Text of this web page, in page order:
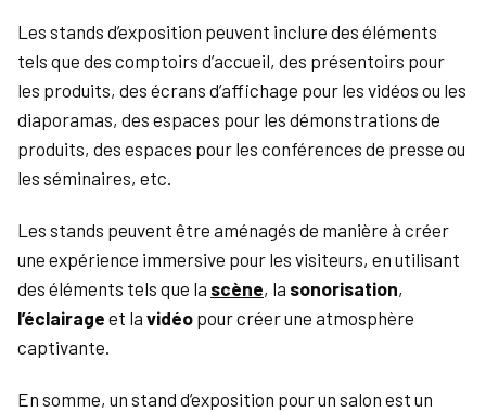
Les stands d’exposition peuvent inclure des éléments
tels que des comptoirs d’accueil, des présentoirs pour
les produits, des écrans d’affichage pour les vidéos ou les
diaporamas, des espaces pour les démonstrations de
produits, des espaces pour les conférences de presse ou
les séminaires, etc.
Les stands peuvent être aménagés de manière à créer
une expérience immersive pour les visiteurs, en utilisant
des éléments tels que la scène, la sonorisation,
l’éclairage et la vidéo pour créer une atmosphère
captivante.
En somme, un stand d’exposition pour un salon est un